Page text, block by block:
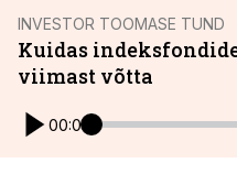
INVESTOR TOOMASE TUND
Kuidas
viimast võtta
00:00